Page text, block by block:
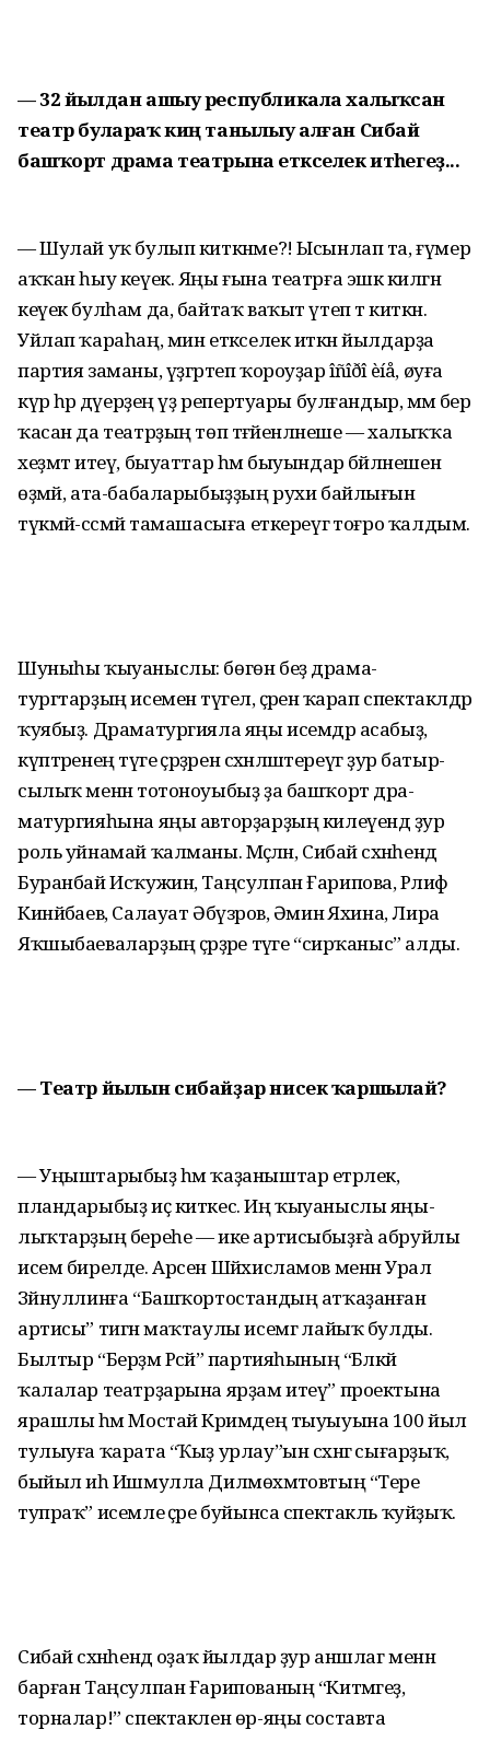
— 32 йылдан ашыу республикала халыҡсан
театр булараҡ киң танылыу алған Сибай
башҡорт драма театрына етәкселек итәһегеҙ...
— Шулай уҡ булып киткәнме?! Ысынлап та, ғүмер
аҡҡан һыу кеүек. Яңы ғына театрға эшкә килгән
кеүек булһам да, байтаҡ ваҡыт үтеп тә киткән.
Уйлап ҡараһаң, мин етәкселек иткән йылдарҙа
партия заманы, үҙгәр­теп ҡороуҙар îñîðî èíå, øуға
күрә һәр дәүерҙең үҙ репертуары булғандыр, әммә бер
ҡасан да театрҙың төп тәғәйен­ләнеше — халыҡҡа
хеҙмәт итеү, быуаттар һәм быуындар бәйләнешен
өҙмәй, ата-бабаларыбыҙҙың рухи байлығын
түкмәй-сәсмәй тама­шасыға еткереүгә тоғро ҡалдым.
Шуныһы ҡыуаныслы: бөгөн беҙ драма­
тургтарҙың исеменә түгел, әҫәренә ҡарап спектаклдәр
ҡуябыҙ. Драматургияла яңы исемдәр асабыҙ,
күптәренең тәүге әҫәр­ҙәрен сәхнәләштереүгә ҙур батыр­
сылыҡ менән тотоно­уыбыҙ ҙа башҡорт дра­
матургия­һына яңы авторҙарҙың килеүендә ҙур
роль уйнамай ҡалманы. Мәҫәлән, Сибай сәхнәһендә
Буранбай Исҡужин, Таңсулпан Ғарипова, Рәлиф
Кинйәбаев, Салауат Әбүзәров, Әминә Яхина, Лира
Яҡшыбаеваларҙың әҫәрҙә­ре тәүге “сирҡаныс” алды.
— Театр йылын сибайҙар нисек ҡаршылай?
— Уңыштарыбыҙ һәм ҡаҙа­ныш­тар етәрлек,
пландарыбыҙ иҫ киткес. Иң ҡыуаныслы яңы­
лыҡ­тарҙың береһе — ике арти­сыбыҙғà абруйлы
исем бирелде. Арсен Шәйхисламов менән Урал
Зәйнуллинға “Баш­ҡортостандың атҡаҙанған
артисы” тигән маҡ­таулы исемгә лайыҡ булды.
Былтыр “Берҙәм Рәсәй” партияһының “Бәләкәй
ҡалалар театрҙарына ярҙам итеү” проектына
ярашлы һәм Мостай Кәримдең тыуыуына 100 йыл
тулыуға ҡарата “Ҡыҙ урлау”ын сәхнәгә сығарҙыҡ,
быйыл иһә Ишмулла Дилмөхәмәтовтың “Тере
тупраҡ” исемле әҫәре буйынса спектакль ҡуйҙыҡ.
Сибай сәхнәһендә оҙаҡ йылдар ҙур аншлаг менән
барған Таңсулпан Ғарипо­ваның “Китмә­геҙ,
торналар!” спектаклен өр-яңы составта